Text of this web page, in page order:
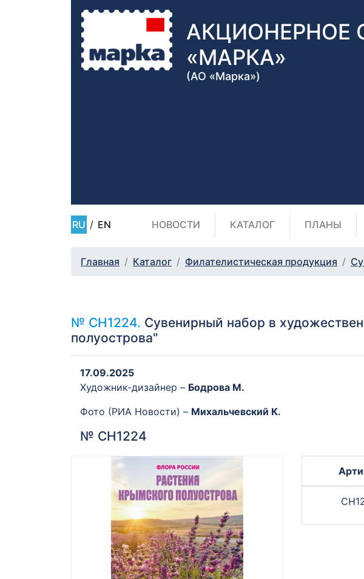
АКЦИОНЕРНОЕ
«МАРКА»
(АО «Марка»)
RU / EN НОВОСТИ КАТАЛОГ ПЛАНЫ
Главная Каталог Филателистическая продукция
№ СН1224. Сувенирный набор в
полуострова"
17.09.2025
Художник-дизайнер – Бодрова М.
Фото (РИА Новости) – Михальчевский К.
№ СН1224